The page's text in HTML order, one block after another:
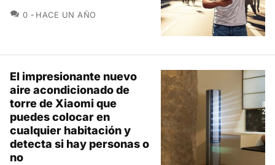
0 COMENTARIOS
HACE UN AÑO
El impresionante nuevo
aire acondicionado de
torre de Xiaomi que
puedes colocar en
cualquier habitación y
detecta si hay personas o
no